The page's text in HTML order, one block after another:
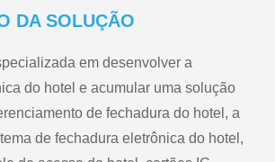
DA SOLUÇÃO
em desenvolver a
do hotel e acumular uma solução
de fechadura do hotel, a
de fechadura eletrônica do hotel,